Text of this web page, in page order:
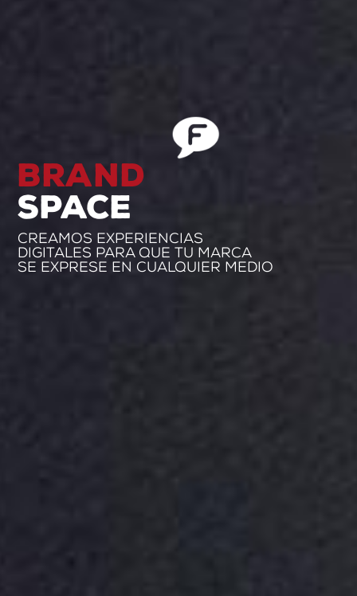
Brand
space
Creamos experiencias
digitales para que tu marca
se exprese en cualquier medio